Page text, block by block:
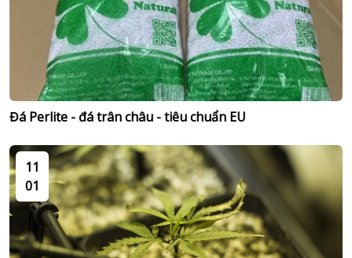
Đá Perlite - đá trân châu - tiêu chuẩn EU
11
01